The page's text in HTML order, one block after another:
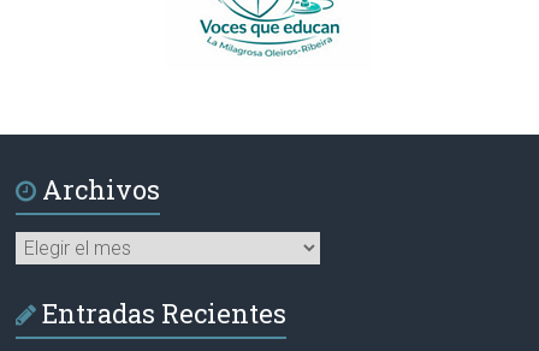
Archivos
Archivos
Entradas Recientes